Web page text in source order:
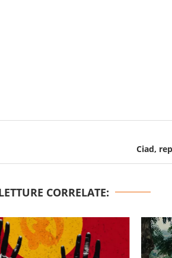
Ciad,
CORRELATE: